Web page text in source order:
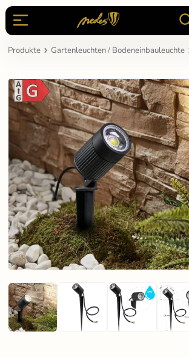
Produkte Gartenleuchten / Bodeneinbauleuchte